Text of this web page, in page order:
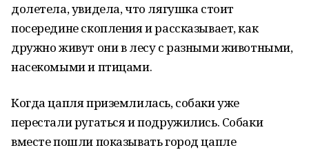
долетела, увидела, что лягушка стоит
посередине скопления и рассказывает, как
дружно живут они в лесу с разными животными,
насекомыми и птицами.
Когда цапля приземлилась, собаки уже
перестали ругаться и подружились. Собаки
вместе пошли показывать город цапле